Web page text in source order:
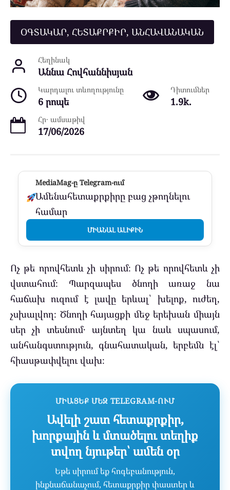
ՕԳՏԱԿԱՐ, ՀԵՏԱՔՐՔԻՐ, ԱՆՀԱՎԱՆԱԿԱՆ
Հեղինակ
Աննա Հովհաննիսյան
Կարդալու տևողությունը
6 րոպե
Դիտումներ
1.9k.
Հր․ ամսաթիվ
17/06/2026
MediaMag-ը Telegram-ում
Ամենահետաքրքիրը բաց չթողնելու
համար
ՄԻԱՆԱԼ ԱԼԻՔԻՆ
Ոչ թե որովհետև չի սիրում։ Ոչ թե որովհետև չի
վստահում։ Պարզապես ծնողի առաջ նա
հաճախ ուզում է լավը երևալ՝ խելոք, ուժեղ,
չսխալվող։ Ծնողի հայացքի մեջ երեխան միայն
սեր չի տեսնում․ այնտեղ կա նաև սպասում,
անհանգստություն, գնահատական, երբեմն էլ՝
հիասթափվելու վախ։
ՄԻԱՑԵՔ ՄԵԶ TELEGRAM-ՈՒՄ
Ավելի շատ հետաքրքիր,
խորքային և մտածելու տեղիք
տվող նյութեր՝ ամեն օր
Եթե սիրում եք հոգեբանություն,
ինքնաճանաչում, հետաքրքիր փաստեր և